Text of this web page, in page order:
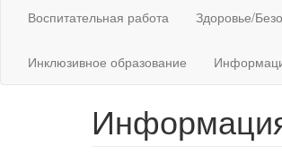
Воспитательная работа Здоровье/
Инклюзивное образование